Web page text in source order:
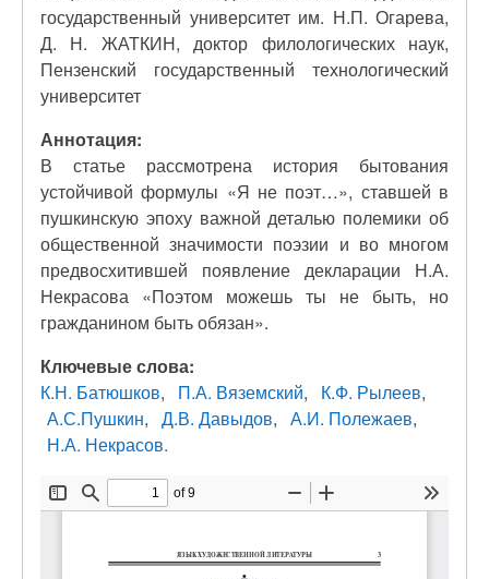
государственный университет им. Н.П. Огарева,
Д. Н. ЖАТКИН, доктор филологических наук,
Пензенский государственный технологический
университет
Аннотация:
В статье рассмотрена история бытования
устойчивой формулы «Я не поэт…», ставшей в
пушкинскую эпоху важной деталью полемики об
общественной значимости поэзии и во многом
предвосхитившей появление декларации Н.А.
Некрасова «Поэтом можешь ты не быть, но
гражданином быть обязан».
Ключевые слова:
К.Н. Батюшков
П.А. Вяземский
К.Ф. Рылеев
А.С.Пушкин
Д.В. Давыдов
А.И. Полежаев
Н.А. Некрасов.